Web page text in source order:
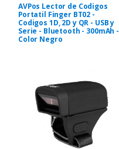
AVPos Lector de Codigos
Portatil Finger BT02 -
Codigos 1D, 2D y QR - USB y
Serie - Bluetooth - 300mAh -
Color Negro